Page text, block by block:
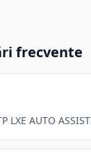
frecvente
LXE AUTO